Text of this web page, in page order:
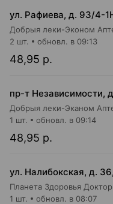
ул. Рафиева, д. 93/4-
48,95 р.
2 шт. обновл. в 09:13
пр-т Независимости,
48,95 р.
1 шт. обновл. в 09:14
ул. Налибокская, д.
1 шт. обновл. в 08:07